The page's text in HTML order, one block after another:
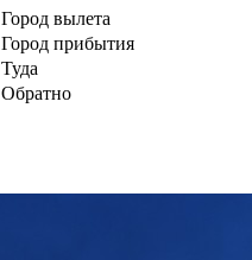
Город вылета
Город прибытия
Туда
Обратно